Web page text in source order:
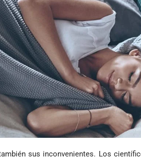
sus inconvenientes. Los